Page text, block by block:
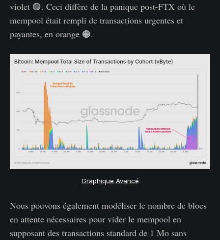
violet 🟣. Ceci diffère de la panique post-FTX où le
mempool était rempli de transactions urgentes et
payantes, en orange 🟠.
Graphique Avancé
Nous pouvons également modéliser le nombre de blocs
en attente nécessaires pour vider le mempool en
supposant des transactions standard de 1 Mo sans